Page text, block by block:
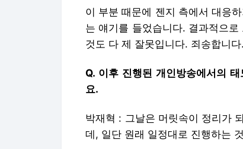
이 부분 때문에 젠지 측에서 대응
는 얘기를 들었습니다. 결과적으
것도 다 제 잘못입니다. 죄송합니다.
Q. 이후 진행된 개인방송에서의
요.
박재혁 : 그날은 머릿속이 정리가
데, 일단 원래 일정대로 진행하는